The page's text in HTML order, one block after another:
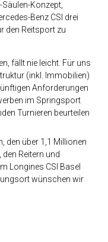
Konzept,
Benz CSI drei
den Reitsport zu
fällt nie leicht. Für uns
(inkl.
Immobilien)
Anforderungen
im Springsport
Turnieren beurteilen
den über 1,1 Millionen
Reitern und
Longines CSI Basel
wünschen wir